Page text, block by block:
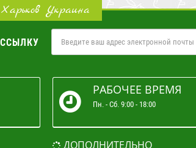
Украина
РАБОЧЕЕ ВРЕМЯ
Пн. - Сб. 9:00 - 18:00
ДОПОЛНИТЕЛЬНО